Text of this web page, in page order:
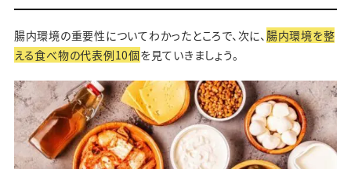
腸内環境の重要性についてわかったところで、次に、 腸内環境を整
える食べ物の代表例10個を見ていきましょう。